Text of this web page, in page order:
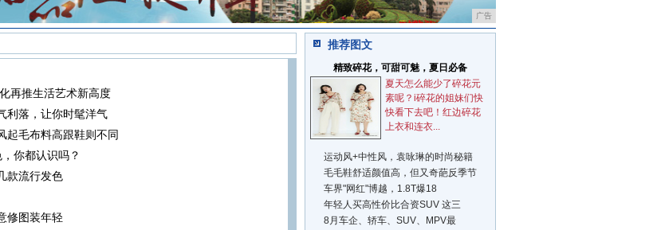
广告
再推生活艺术新高度
利落，让你时髦洋气
起毛布料高跟鞋则不同
你都认识吗？
款流行发色
修图装年轻
推荐图文
精致碎花，可甜可魅，夏日必备
夏天怎么能少了碎花元
素呢？i碎花的姐妹们快
快看下去吧！红边碎花
上衣和连衣...
运动风+中性风，袁咏琳的时尚秘籍
毛毛鞋舒适颜值高，但又奇葩反季节
车界"网红"博越，1.8T爆18
年轻人买高性价比合资SUV 这三
8月车企、轿车、SUV、MPV最